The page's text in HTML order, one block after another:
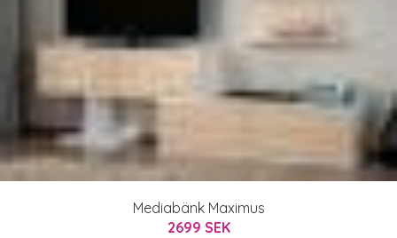
Mediabänk Maximus
2699 SEK